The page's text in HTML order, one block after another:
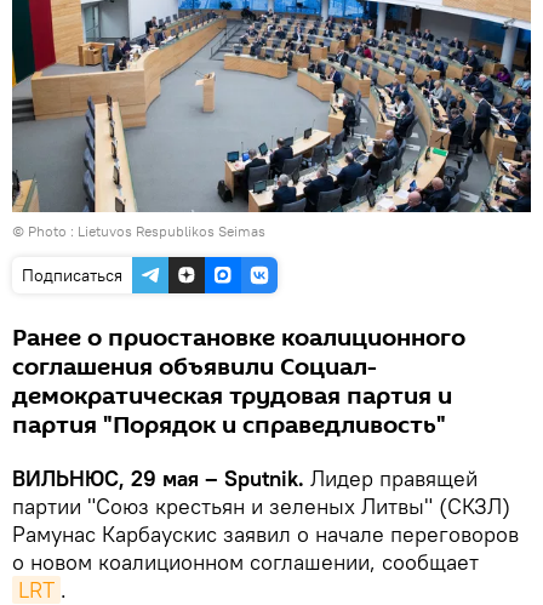
© Photo : Lietuvos Respublikos Seimas
Подписаться
Ранее о приостановке коалиционного
соглашения объявили Социал-
демократическая трудовая партия и
партия "Порядок и справедливость"
ВИЛЬНЮС, 29 мая – Sputnik. Лидер правящей
партии "Союз крестьян и зеленых Литвы" (СКЗЛ)
Рамунас Карбаускис заявил о начале переговоров
о новом коалиционном соглашении, сообщает
LRT .